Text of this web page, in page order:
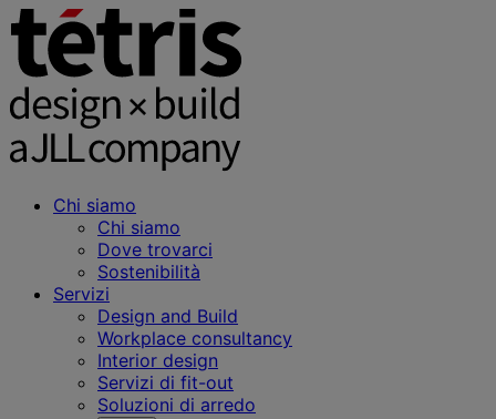
Chi siamo
Chi siamo
Dove trovarci
Sostenibilità
Servizi
Design and Build
Workplace consultancy
Interior design
Servizi di fit-out
Soluzioni di arredo